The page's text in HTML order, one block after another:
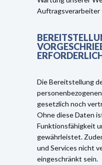
Auftragsverarbeiter
Die Bereitstellung
gesetzlich noch
Ohne diese Daten
Funktionsfähigkeit
gewährleistet.
und Services nicht
eingeschränkt sein.